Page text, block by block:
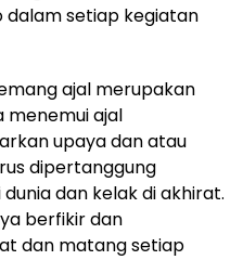
dalam setiap kegiatan
ajal merupakan
menemui ajal
upaya dan atau
dipertanggung
dan kelak di akhirat.
berfikir dan
dan matang setiap